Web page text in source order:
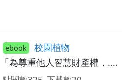
ebook 校園植物
「為尊重他人智慧財產權，....